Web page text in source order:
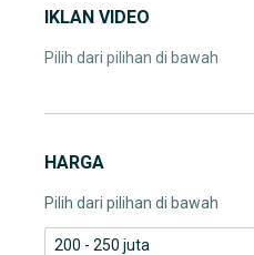
IKLAN VIDEO
Pilih dari pilihan di bawah
HARGA
Pilih dari pilihan di bawah
200 - 250 juta